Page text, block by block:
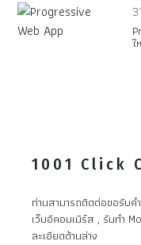
ใ
1001 Click
ท่านสามารถติดต่อขอรับค
เว็บอีคอมเมิร์ส , รับทำ
ละเอียดด้านล่าง